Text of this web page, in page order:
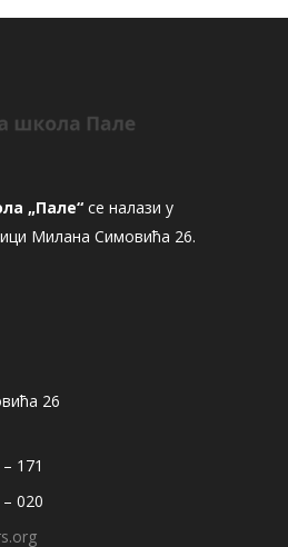
„Пале“ се налази у
Милана Симовића 26.
26
171
020